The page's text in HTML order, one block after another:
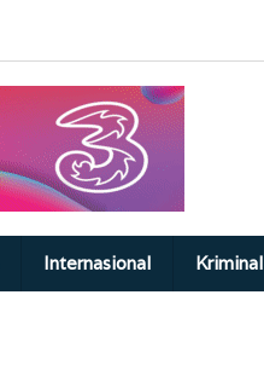
Internasional Kriminal